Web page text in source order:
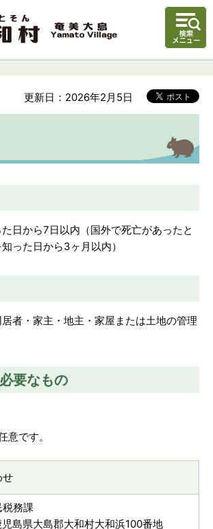
更新日：2026年2月5日
日から7日以内（国外で死亡があったと
った日から3ヶ月以内）
者・家主・地主・家屋または土地の管理
要なもの
意です。
せ
税務課
島県大島郡大和村大和浜100番地